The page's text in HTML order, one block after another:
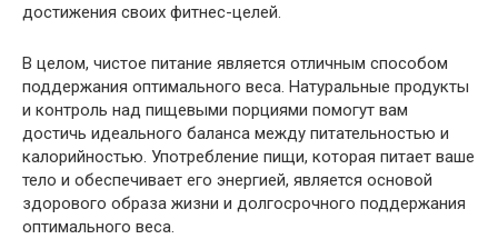
достижения своих фитнес-целей.
В целом, чистое питание является отличным способом
поддержания оптимального веса. Натуральные продукты
и контроль над пищевыми порциями помогут вам
достичь идеального баланса между питательностью и
калорийностью. Употребление пищи, которая питает ваше
тело и обеспечивает его энергией, является основой
здорового образа жизни и долгосрочного поддержания
оптимального веса.